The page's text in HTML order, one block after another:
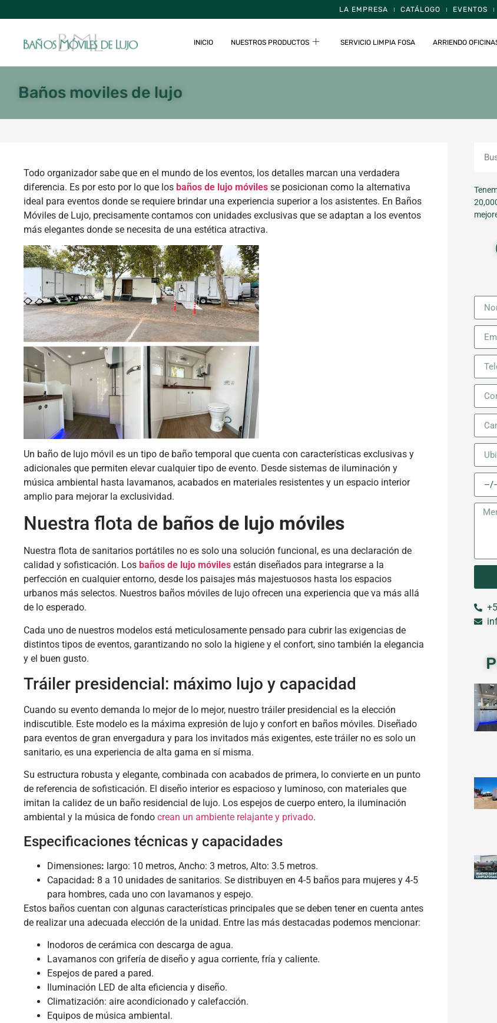
LA EMPRESA CATÁLOGO EVENTOS
INICIO NUESTROS PRODUCTOS SERVICIO LIMPIA FOSA ARRIENDO
Baños moviles de lujo
Todo organizador sabe que en el mundo de los eventos, los detalles marcan una verdadera
diferencia. Es por esto por lo que los baños de lujo móviles se posicionan como la alternativa
ideal para eventos donde se requiere brindar una experiencia superior a los asistentes. En Baños
Móviles de Lujo, precisamente contamos con unidades exclusivas que se adaptan a los eventos
más elegantes donde se necesita de una estética atractiva.
Un baño de lujo móvil es un tipo de baño temporal que cuenta con características exclusivas y
adicionales que permiten elevar cualquier tipo de evento. Desde sistemas de iluminación y
música ambiental hasta lavamanos, acabados en materiales resistentes y un espacio interior
amplio para mejorar la exclusividad.
Nuestra flota de baños de lujo móviles
Nuestra flota de sanitarios portátiles no es solo una solución funcional, es una declaración de
calidad y sofisticación. Los baños de lujo móviles están diseñados para integrarse a la
perfección en cualquier entorno, desde los paisajes más majestuosos hasta los espacios
urbanos más selectos. Nuestros baños móviles de lujo ofrecen una experiencia que va más allá
de lo esperado.
Cada uno de nuestros modelos está meticulosamente pensado para cubrir las exigencias de
distintos tipos de eventos, garantizando no solo la higiene y el confort, sino también la elegancia
y el buen gusto.
Tráiler presidencial: máximo lujo y capacidad
Cuando su evento demanda lo mejor de lo mejor, nuestro tráiler presidencial es la elección
indiscutible. Este modelo es la máxima expresión de lujo y confort en baños móviles. Diseñado
para eventos de gran envergadura y para los invitados más exigentes, este tráiler no es solo un
sanitario, es una experiencia de alta gama en sí misma.
Su estructura robusta y elegante, combinada con acabados de primera, lo convierte en un punto
de referencia de sofisticación. El diseño interior es espacioso y luminoso, con materiales que
imitan la calidez de un baño residencial de lujo. Los espejos de cuerpo entero, la iluminación
ambiental y la música de fondo crean un ambiente relajante y privado.
Especificaciones técnicas y capacidades
Dimensiones: largo: 10 metros, Ancho: 3 metros, Alto: 3.5 metros.
Capacidad: 8 a 10 unidades de sanitarios. Se distribuyen en 4-5 baños para mujeres y 4-5
para hombres, cada uno con lavamanos y espejo.
Estos baños cuentan con algunas características principales que se deben tener en cuenta antes
de realizar una adecuada elección de la unidad. Entre las más destacadas podemos mencionar:
Inodoros de cerámica con descarga de agua.
Lavamanos con grifería de diseño y agua corriente, fría y caliente.
Espejos de pared a pared.
Iluminación LED de alta eficiencia y diseño.
Climatización: aire acondicionado y calefacción.
Equipos de música ambiental.